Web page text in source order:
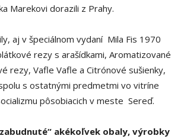
Marekovi dorazili z Prahy.
aj v špeciálnom vydaní Mila Fis 1970
rezy s arašídkami, Aromatizované
rezy, Vafle Vafle a Citrónové sušienky,
s ostatnými predmetmi vo vitríne
pôsobiacich v meste Sereď.
akékoľvek obaly, výrobky